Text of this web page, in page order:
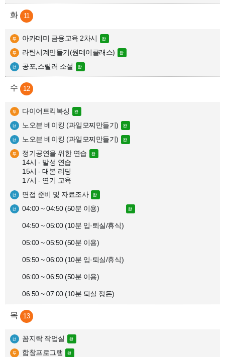
11
아카데미 금융교육 2차시
라탄시계만들기(원데이클래스)
공포,스릴러 소설
12
다이어트킥복싱
노오븐 베이킹 (과일모찌만들기)
노오븐 베이킹 (과일모찌만들기)
정기공연을 위한 연습
14시 - 발성 연습
15시 - 대본 리딩
17시 - 연기 교육
면접 준비 및 자료조사
04:00 ~ 04:50 (50분 이용)
04:50 ~ 05:00 (10분 입·퇴실/휴식)
05:00 ~ 05:50 (50분 이용)
05:50 ~ 06:00 (10분 입·퇴실/휴식)
06:00 ~ 06:50 (50분 이용)
06:50 ~ 07:00 (10분 퇴실 정돈)
13
꼼지락 작업실
합창프로그램